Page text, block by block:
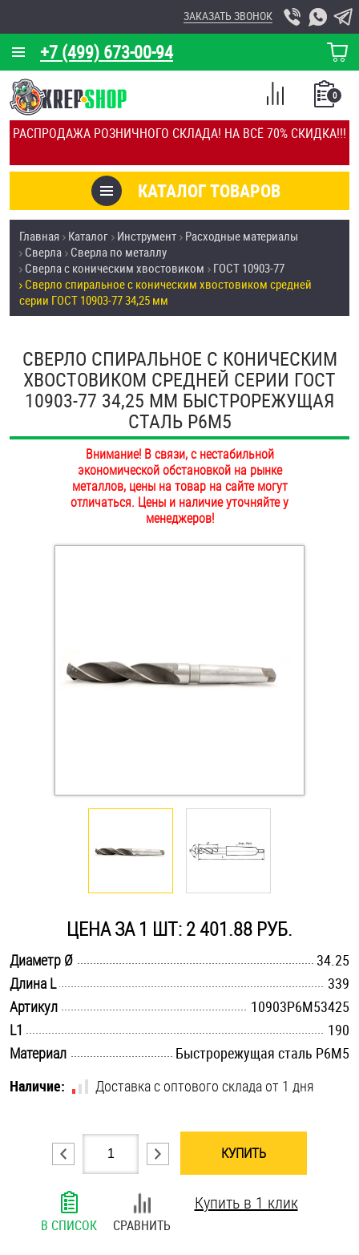
РАСПРОДАЖА РОЗНИЧНОГО СКЛАДА! НА ВСЁ 70% СКИДКА!!!
+7 (499) 673-00-94
ЗАКАЗАТЬ ЗВОНОК
КОРЗИНА
О КОМПАНИИ
КАЛЬКУЛЯТОР
ОТЗЫВЫ
УСЛУГИ
СКИДКИ
ОПТ
ОПЛАТА И ДОСТАВКА
НАШИ МАГАЗИНЫ
КАТАЛОГ ТОВАРОВ
0
СПИСОК
СРАВНЕНИЕ
Товары со скидкой
Анкеры
Антивандальный крепёж, инструмент
Болты и винты
Втулки
Дюбели
Дюймовый крепёж
Саморезы и шурупы
Стопорные кольца
Такелаж
Хомуты
Шпильки
Шплинты
Штифты и пальцы
Главная Каталог Инструмент Расходные материалы
Сверла Сверла по металлу
Сверла с коническим хвостовиком
ГОСТ 10903-77
Сверло спиральное с коническим хвостовиком средней
серии ГОСТ 10903-77 34,25 мм
СВЕРЛО СПИРАЛЬНОЕ С КОНИЧЕСКИМ
ХВОСТОВИКОМ СРЕДНЕЙ СЕРИИ ГОСТ
10903-77 34,25 ММ БЫСТРОРЕЖУЩАЯ
СТАЛЬ Р6М5
Внимание! В связи, с нестабильной
экономической обстановкой на рынке
металлов, цены на товар на сайте могут
отличаться. Цены и наличие уточняйте у
менеджеров!
ЦЕНА ЗА 1 ШТ: 2 401.88 РУБ.
Диаметр Ø
34.25
Длина L
339
Артикул
10903Р6М53425
L1
190
Материал
Быстрорежущая сталь Р6М5
Наличие:
Доставка с оптового склада от 1 дня
КУПИТЬ
В СПИСОК СРАВНИТЬ
Купить в 1 клик